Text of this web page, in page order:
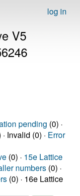
log in
V5
pending (0) ·
· Invalid (0) · Error
(0) · 15e Lattice
numbers (0) ·
(0) · 16e Lattice